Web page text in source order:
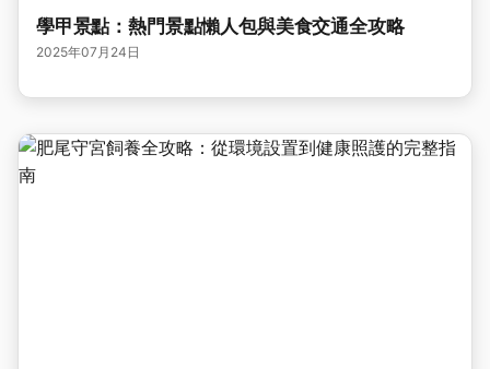
學甲景點：熱門景點懶人包與美食交通全攻略
2025年07月24日